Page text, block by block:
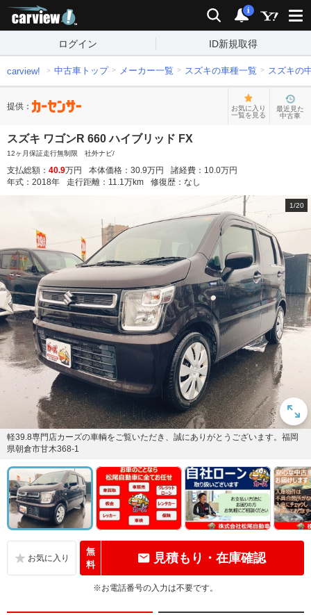
検索 通知
i
ログイン ID新規取得
carview! 中古車トップ メーカー一覧 スズキの車種一覧 スズキの
提供：
お気に入り
一覧を見る
最近見た
中古車
スズキ ワゴンR 660 ハイブリッド FX
12ヶ月保証走行無制限 社外ナビ/
支払総額： 40.9万円 本体価格： 30.9万円 諸経費： 10.0万円
年式： 2018年 走行距離： 11.1万km 修復歴： なし
1/20
軽39.8専門店カーズの車輌をご覧いただき、誠にありがとうございます。福岡
県朝倉市甘木368-1
無
料
見積もり・在庫確認
※お電話番号の入力は不要です。